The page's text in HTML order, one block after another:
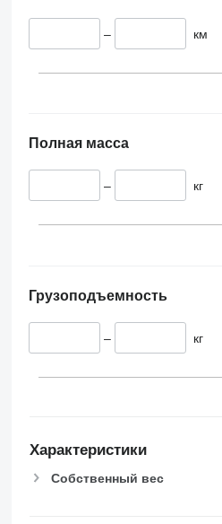
– км
Полная масса
– кг
Грузоподъемность
– кг
Характеристики
Собственный вес